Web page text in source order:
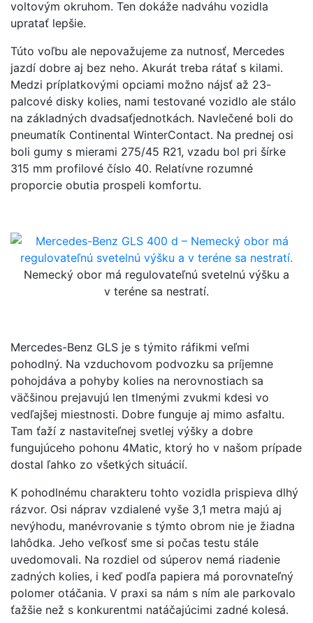
voltovým okruhom. Ten dokáže nadváhu vozidla
upratať lepšie.
Túto voľbu ale nepovažujeme za nutnosť, Mercedes
jazdí dobre aj bez neho. Akurát treba rátať s kilami.
Medzi príplatkovými opciami možno nájsť až 23-
palcové disky kolies, nami testované vozidlo ale stálo
na základných dvadsaťjednotkách. Navlečené boli do
pneumatík Continental WinterContact. Na prednej osi
boli gumy s mierami 275/45 R21, vzadu bol pri šírke
315 mm profilové číslo 40. Relatívne rozumné
proporcie obutia prospeli komfortu.
Nemecký obor má regulovateľnú svetelnú výšku a
v teréne sa nestratí.
Mercedes-Benz GLS je s týmito ráfikmi veľmi
pohodlný. Na vzduchovom podvozku sa príjemne
pohojdáva a pohyby kolies na nerovnostiach sa
väčšinou prejavujú len tlmenými zvukmi kdesi vo
vedľajšej miestnosti. Dobre funguje aj mimo asfaltu.
Tam ťaží z nastaviteľnej svetlej výšky a dobre
fungujúceho pohonu 4Matic, ktorý ho v našom prípade
dostal ľahko zo všetkých situácií.
K pohodlnému charakteru tohto vozidla prispieva dlhý
rázvor. Osi náprav vzdialené vyše 3,1 metra majú aj
nevýhodu, manévrovanie s týmto obrom nie je žiadna
lahôdka. Jeho veľkosť sme si počas testu stále
uvedomovali. Na rozdiel od súperov nemá riadenie
zadných kolies, i keď podľa papiera má porovnateľný
polomer otáčania. V praxi sa nám s ním ale parkovalo
ťažšie než s konkurentmi natáčajúcimi zadné kolesá.